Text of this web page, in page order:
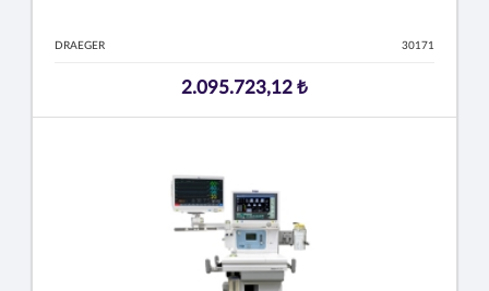
DRAEGER 30171
2.095.723,12 ₺